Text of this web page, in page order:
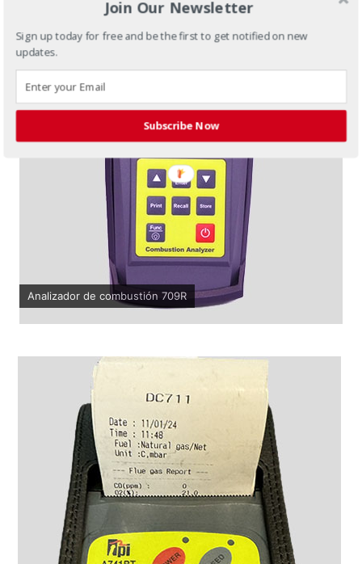
Analizador de combustión 709R
Join Our Newsletter
Sign up today for free and be the first to get notified on new
updates.
Subscribe Now